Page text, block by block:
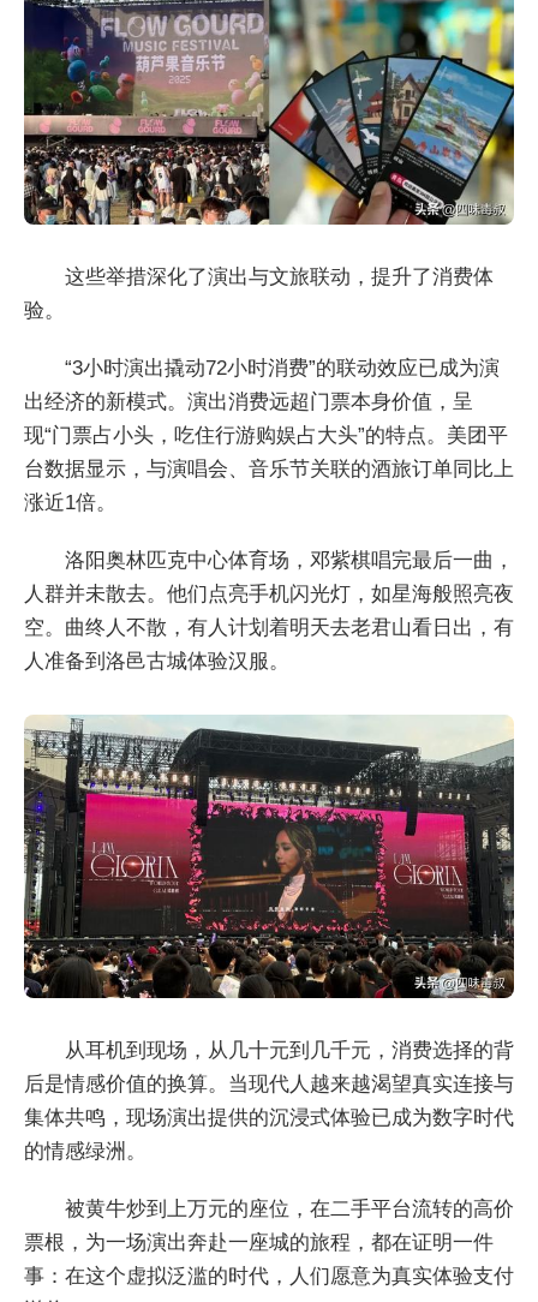
这些举措深化了演出与文旅联动，提升了消费体
验。
“3小时演出撬动72小时消费”的联动效应已成为演
出经济的新模式。演出消费远超门票本身价值，呈
现“门票占小头，吃住行游购娱占大头”的特点。美团平
台数据显示，与演唱会、音乐节关联的酒旅订单同比上
涨近1倍。
洛阳奥林匹克中心体育场，邓紫棋唱完最后一曲，
人群并未散去。他们点亮手机闪光灯，如星海般照亮夜
空。曲终人不散，有人计划着明天去老君山看日出，有
人准备到洛邑古城体验汉服。
从耳机到现场，从几十元到几千元，消费选择的背
后是情感价值的换算。当现代人越来越渴望真实连接与
集体共鸣，现场演出提供的沉浸式体验已成为数字时代
的情感绿洲。
被黄牛炒到上万元的座位，在二手平台流转的高价
票根，为一场演出奔赴一座城的旅程，都在证明一件
事：在这个虚拟泛滥的时代，人们愿意为真实体验支付